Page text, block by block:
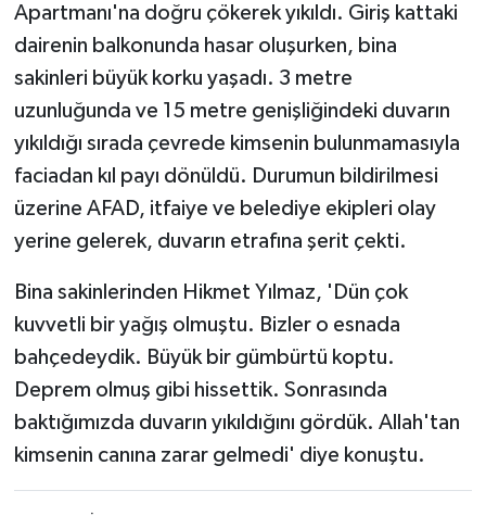
Apartmanı'na doğru çökerek yıkıldı. Giriş kattaki
dairenin balkonunda hasar oluşurken, bina
sakinleri büyük korku yaşadı. 3 metre
uzunluğunda ve 15 metre genişliğindeki duvarın
yıkıldığı sırada çevrede kimsenin bulunmamasıyla
faciadan kıl payı dönüldü. Durumun bildirilmesi
üzerine AFAD, itfaiye ve belediye ekipleri olay
yerine gelerek, duvarın etrafına şerit çekti.
Bina sakinlerinden Hikmet Yılmaz, 'Dün çok
kuvvetli bir yağış olmuştu. Bizler o esnada
bahçedeydik. Büyük bir gümbürtü koptu.
Deprem olmuş gibi hissettik. Sonrasında
baktığımızda duvarın yıkıldığını gördük. Allah'tan
kimsenin canına zarar gelmedi' diye konuştu.